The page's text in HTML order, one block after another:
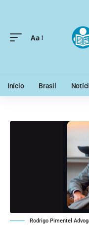
Aa
Início Brasil
Rodrigo Pimentel